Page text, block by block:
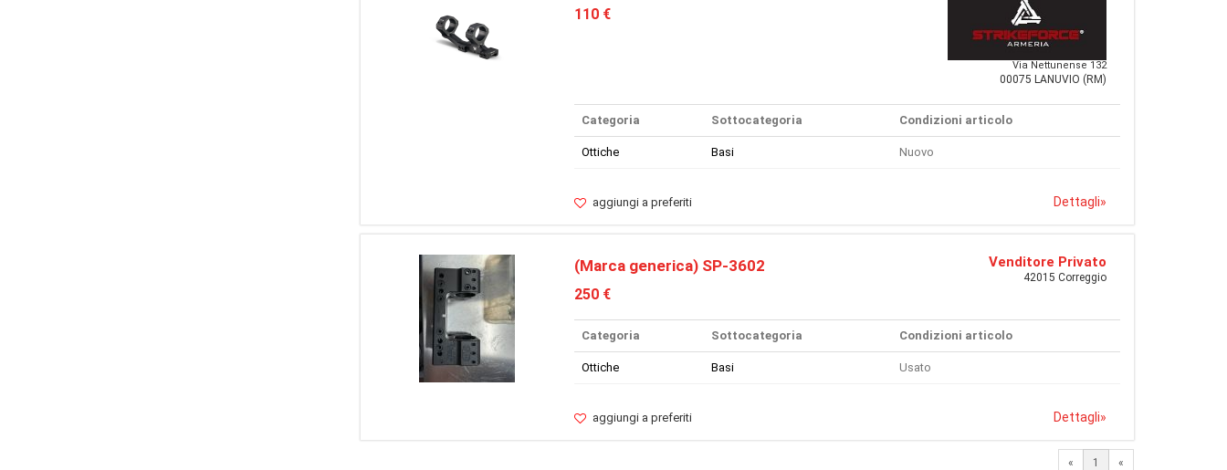
110 €
Via Nettunense 132
00075 LANUVIO (RM)
Categoria Sottocategoria Condizioni articolo
Ottiche Basi Nuovo
aggiungi a preferiti Dettagli»
(Marca generica) SP-3602
250 €
Venditore Privato
42015 Correggio
Categoria Sottocategoria Condizioni articolo
Ottiche Basi Usato
aggiungi a preferiti Dettagli»
« 1 «